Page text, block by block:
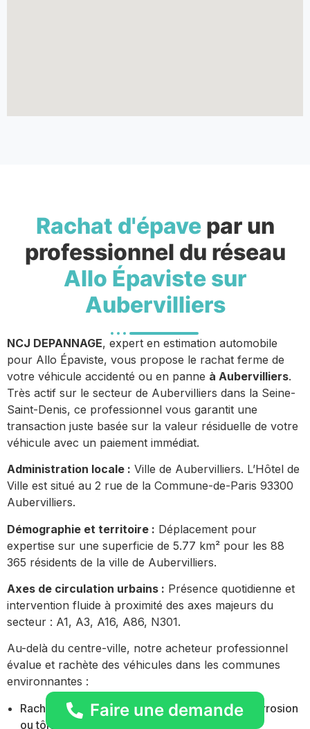
Rachat d'épavepar un
professionnel du réseau
Allo Épaviste sur
Aubervilliers
NCJ DEPANNAGE, expert en estimation automobile
pour Allo Épaviste, vous propose le rachat ferme de
votre véhicule accidenté ou en panne à Aubervilliers.
Très actif sur le secteur de Aubervilliers dans la Seine-
Saint-Denis, ce professionnel vous garantit une
transaction juste basée sur la valeur résiduelle de votre
véhicule avec un paiement immédiat.
Administration locale : Ville de Aubervilliers. L’Hôtel de
Ville est situé au 2 rue de la Commune-de-Paris 93300
Aubervilliers.
Démographie et territoire : Déplacement pour
expertise sur une superficie de 5.77 km² pour les 88
365 résidents de la ville de Aubervilliers.
Axes de circulation urbains : Présence quotidienne et
intervention fluide à proximité des axes majeurs du
secteur : A1, A3, A16, A86, N301.
Au-delà du centre-ville, notre acheteur professionnel
évalue et rachète des véhicules dans les communes
environnantes :
Rachat de véhicule avec rouille importante, corrosion
ou tôle percée
Faire une demande